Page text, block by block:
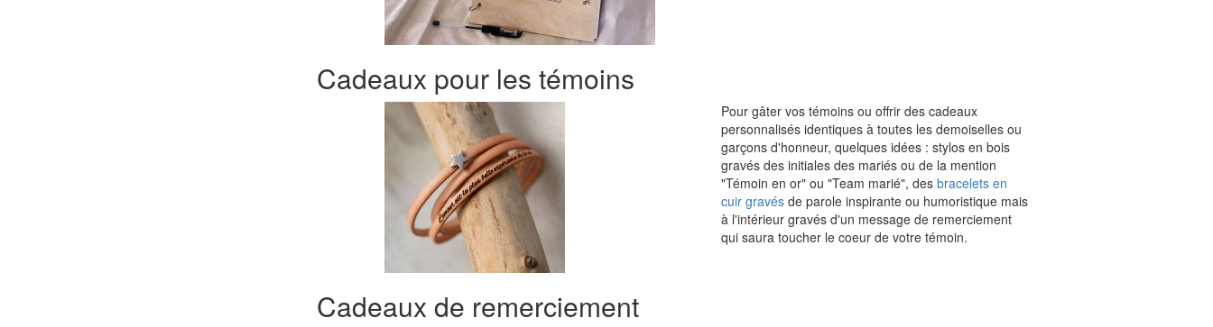
Cadeaux pour les témoins
Pour gâter vos témoins ou offrir des cadeaux
personnalisés identiques à toutes les demoiselles ou
garçons d'honneur, quelques idées : stylos en bois
gravés des initiales des mariés ou de la mention
"Témoin en or" ou "Team marié", des bracelets en
cuir gravésde parole inspirante ou humoristique mais
à l'intérieur gravés d'un message de remerciement
qui saura toucher le coeur de votre témoin.
Cadeaux de remerciement